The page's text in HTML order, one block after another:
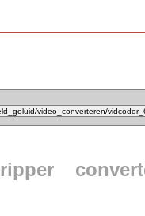
ripper